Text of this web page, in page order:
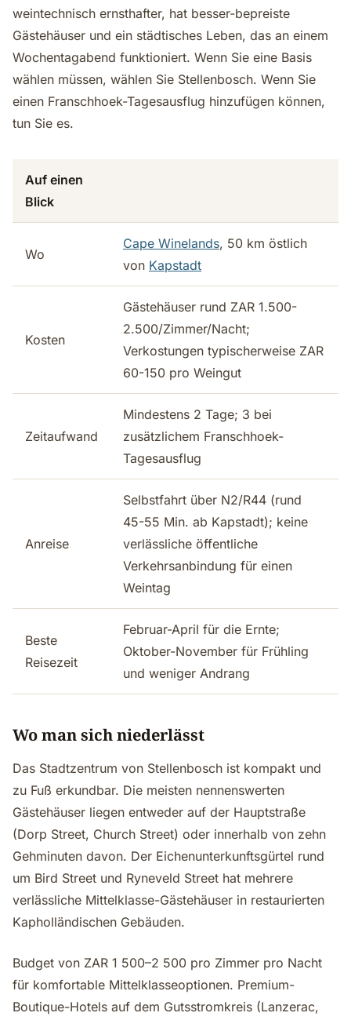
weintechnisch ernsthafter, hat besser-bepreiste
Gästehäuser und ein städtisches Leben, das an einem
Wochentagabend funktioniert. Wenn Sie eine Basis
wählen müssen, wählen Sie Stellenbosch. Wenn Sie
einen Franschhoek-Tagesausflug hinzufügen können,
tun Sie es.
Auf einen
Blick
Wo
Cape Winelands, 50 km östlich
von Kapstadt
Kosten
Gästehäuser rund ZAR 1.500-
2.500/Zimmer/Nacht;
Verkostungen typischerweise ZAR
60-150 pro Weingut
Zeitaufwand
Mindestens 2 Tage; 3 bei
zusätzlichem Franschhoek-
Tagesausflug
Anreise
Selbstfahrt über N2/R44 (rund
45-55 Min. ab Kapstadt); keine
verlässliche öffentliche
Verkehrsanbindung für einen
Weintag
Beste
Reisezeit
Februar-April für die Ernte;
Oktober-November für Frühling
und weniger Andrang
Wo man sich niederlässt
Das Stadtzentrum von Stellenbosch ist kompakt und
zu Fuß erkundbar. Die meisten nennenswerten
Gästehäuser liegen entweder auf der Hauptstraße
(Dorp Street, Church Street) oder innerhalb von zehn
Gehminuten davon. Der Eichenunterkunftsgürtel rund
um Bird Street und Ryneveld Street hat mehrere
verlässliche Mittelklasse-Gästehäuser in restaurierten
Kapholländischen Gebäuden.
Budget von ZAR 1 500–2 500 pro Zimmer pro Nacht
für komfortable Mittelklasseoptionen. Premium-
Boutique-Hotels auf dem Gutsstromkreis (Lanzerac,